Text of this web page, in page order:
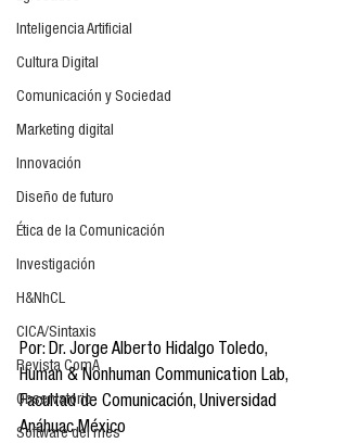
Inteligencia Artificial
Cultura Digital
Comunicación y Sociedad
Marketing digital
Innovación
Diseño de futuro
Ética de la Comunicación
Investigación
H&NhCL
CICA/Sintaxis
Revista ComA
Observatorio
Software del mes
Por: Dr. Jorge Alberto Hidalgo Toledo,
Human & Nonhuman Communication Lab,
Facultad de Comunicación, Universidad
Anáhuac México